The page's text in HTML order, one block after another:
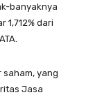
banyaknya
1,712% dari
yang
Jasa